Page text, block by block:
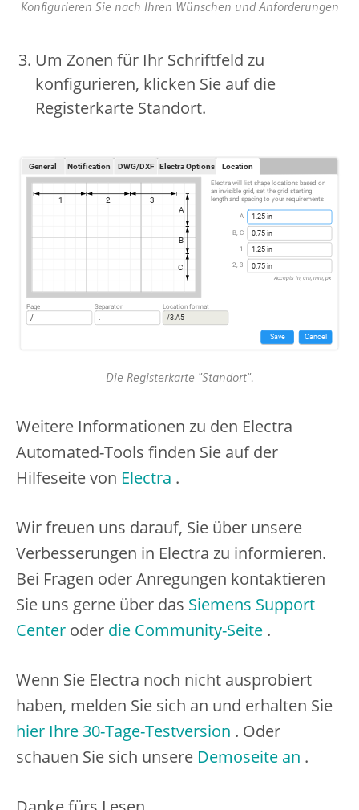
Konfigurieren Sie nach Ihren Wünschen und Anforderungen
Um Zonen für Ihr Schriftfeld zu
konfigurieren, klicken Sie auf die
Registerkarte Standort.
Die Registerkarte "Standort".
Weitere Informationen zu den Electra
Automated-Tools finden Sie auf der
Hilfeseite von Electra .
Wir freuen uns darauf, Sie über unsere
Verbesserungen in Electra zu informieren.
Bei Fragen oder Anregungen kontaktieren
Sie uns gerne über das Siemens Support
Center oder die Community-Seite .
Wenn Sie Electra noch nicht ausprobiert
haben, melden Sie sich an und erhalten Sie
hier Ihre 30-Tage-Testversion . Oder
schauen Sie sich unsere Demoseite an .